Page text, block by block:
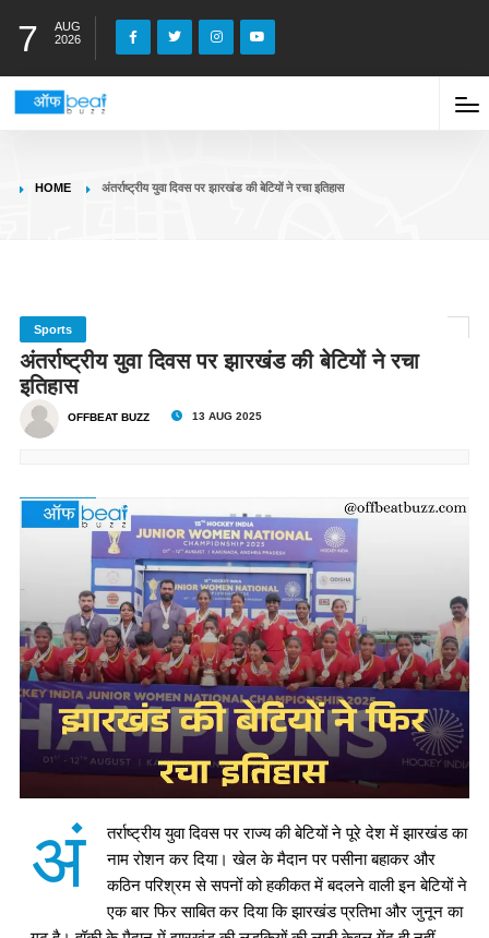
7
AUG
2026
HOME अंतर्राष्ट्रीय युवा दिवस पर झारखंड की बेटियों ने रचा इतिहास
Sports
अंतर्राष्ट्रीय युवा दिवस पर झारखंड की बेटियों ने रचा
इतिहास
OFFBEAT BUZZ 13 AUG 2025
अं
तर्राष्ट्रीय युवा दिवस पर राज्य की बेटियों ने पूरे देश में झारखंड का
नाम रोशन कर दिया। खेल के मैदान पर पसीना बहाकर और
कठिन परिश्रम से सपनों को हकीकत में बदलने वाली इन बेटियों ने
एक बार फिर साबित कर दिया कि झारखंड प्रतिभा और जुनून का